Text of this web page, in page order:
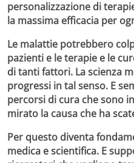
personalizzazione di
la massima efficacia per
Le malattie potrebbero
pazienti e le terapie e le
di tanti fattori. La scienza
progressi in tal senso. E
percorsi di cura che sono
mirato la causa che ha
Per questo diventa
medica e scientifica. E